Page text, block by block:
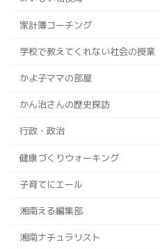
家計簿コーチング
学校で教えてくれない社会の授業
かよ子ママの部屋
かん治さんの歴史探訪
行政・政治
健康づくりウォーキング
子育てにエール
湘南える編集部
湘南ナチュラリスト